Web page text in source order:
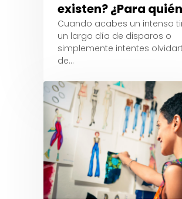
existen? ¿Para
Cuando acabes un intenso
un largo día de disparos o
simplemente intentes
de…